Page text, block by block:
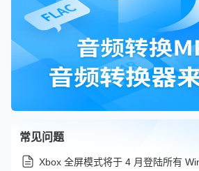
常见问题